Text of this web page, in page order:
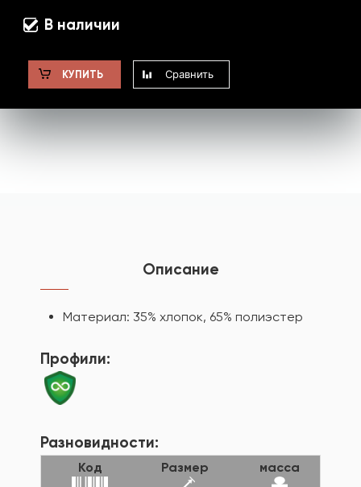
В наличии
КУПИТЬ Сравнить
Описание
Материал: 35% хлопок, 65% полиэстер
Профили:
Разновидности:
Код Размер масса